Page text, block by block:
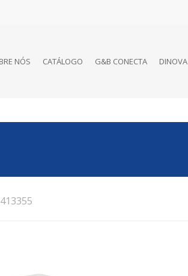
NÓS CATÁLOGO G&B CONECTA DINOVA